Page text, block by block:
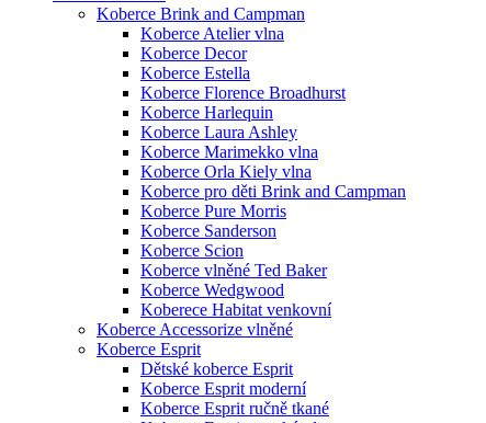
Koberce Brink and Campman
Koberce Atelier vlna
Koberce Decor
Koberce Estella
Koberce Florence Broadhurst
Koberce Harlequin
Koberce Laura Ashley
Koberce Marimekko vlna
Koberce Orla Kiely vlna
Koberce pro děti Brink and Campman
Koberce Pure Morris
Koberce Sanderson
Koberce Scion
Koberce vlněné Ted Baker
Koberce Wedgwood
Koberece Habitat venkovní
Koberce Accessorize vlněné
Koberce Esprit
Dětské koberce Esprit
Koberce Esprit moderní
Koberce Esprit ručně tkané